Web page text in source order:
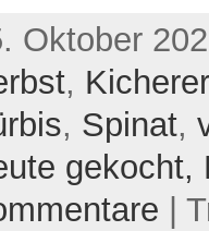
Oktober
,
, Spinat,
gekocht,
|